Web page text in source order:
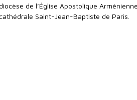
de l’Église Apostolique
Saint-Jean-Baptiste de Paris.